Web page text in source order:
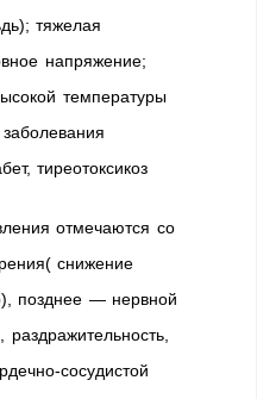
тяжелая
напряжение;
температуры
тиреотоксикоз
отмечаются со
снижение
позднее — нервной
сосудистой